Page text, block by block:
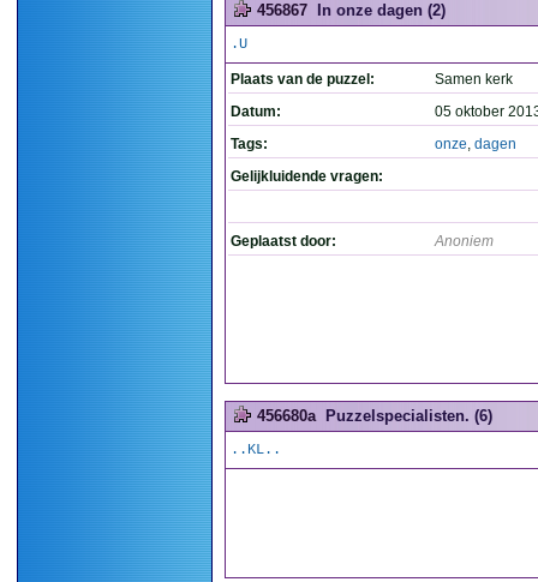
456867 In onze dagen (2)
.U
Plaats van de puzzel:
Samen kerk
Datum:
05 oktober
Tags:
onze, dagen
Gelijkluidende vragen:
Geplaatst door: Anoniem
456680a Puzzelspecialisten. (6)
..KL..